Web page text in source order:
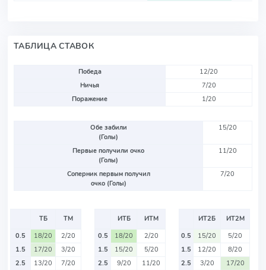
ТАБЛИЦА СТАВОК
Победа
12/20
Ничья
7/20
Поражение
1/20
Обе забили
(Голы)
15/20
Первые получили очко
(Голы)
11/20
Соперник первым получил
очко (Голы)
7/20
ТБ
ТМ
0.5
18/20
2/20
1.5
17/20
3/20
2.5
13/20
7/20
ИТБ
ИТМ
0.5
18/20
2/20
1.5
15/20
5/20
2.5
9/20
11/20
ИТ2Б
ИТ2М
0.5
15/20
5/20
1.5
12/20
8/20
2.5
3/20
17/20